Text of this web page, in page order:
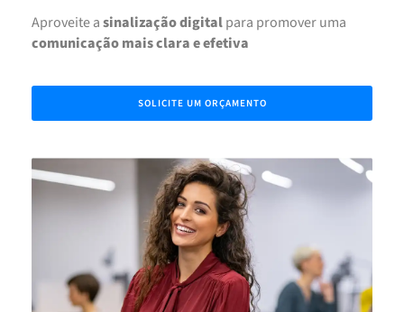
‍Aproveite asinalização digitalpara promover uma
comunicação mais clara e efetiva
SOLICITE UM ORÇAMENTO